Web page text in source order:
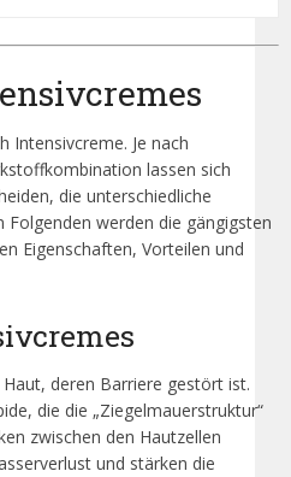
Intensivcreme. Je nach
lassen sich
die unterschiedliche
Folgenden werden die gängigsten
Eigenschaften, Vorteilen und
deren Barriere gestört ist.
die die „Ziegelmauerstruktur“
zwischen den Hautzellen
und stärken die